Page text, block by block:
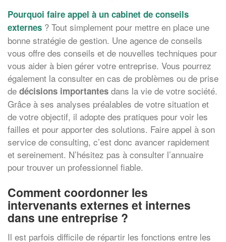
Pourquoi faire appel à un cabinet de conseils
externes ? Tout simplement pour mettre en place une
bonne stratégie de gestion. Une agence de conseils
vous offre des conseils et de nouvelles techniques pour
vous aider à bien gérer votre entreprise. Vous pourrez
également la consulter en cas de problèmes ou de prise
de décisions importantes dans la vie de votre société.
Grâce à ses analyses préalables de votre situation et
de votre objectif, il adopte des pratiques pour voir les
failles et pour apporter des solutions. Faire appel à son
service de consulting, c’est donc avancer rapidement
et sereinement. N’hésitez pas à consulter l’annuaire
pour trouver un professionnel fiable.
Comment coordonner les
intervenants externes et internes
dans une entreprise ?
Il est parfois difficile de répartir les fonctions entre les